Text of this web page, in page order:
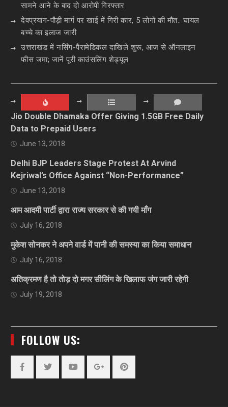
सामने आने के बाद दो आरोपी गिरफ्तार
देवप्रयाग-पौड़ी मार्ग पर खाई में गिरी कार, 5 लोगों की मौत.. घायल
बच्चे का इलाज जारी
उत्तराखंड में नर्सिंग-पैरामेडिकल दाखिले शुरू, आज से ऑनलाइन
फीस जमा; जानें पूरी काउंसलिंग शेड्यूल
Jio Double Dhamaka Offer Giving 1.5GB Free Daily
Data to Prepaid Users
June 13, 2018
Delhi BJP Leaders Stage Protest At Arvind
Kejriwal’s Office Against “Non-Performance”
June 13, 2018
आम आदमी पार्टी द्वारा राज्य सरकार से की गयी माँग
July 16, 2018
मुकेश सोनकर ने अपने वार्ड में पानी की समस्या का किया समाधान
July 16, 2018
अतिक्रमण है तो तोड़ दो मगर सीलिंग के खिलाफ जंग जारी रहेगी
July 19, 2018
FOLLOW US: